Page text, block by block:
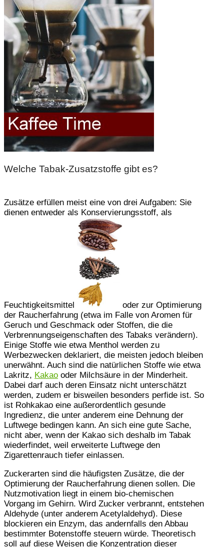
Welche Tabak-Zusatzstoffe gibt es?
Zusätze erfüllen meist eine von drei Aufgaben: Sie
dienen entweder als Konservierungsstoff, als
Feuchtigkeitsmittel
oder zur Optimierung
der Raucherfahrung (etwa im Falle von Aromen für
Geruch und Geschmack oder Stoffen, die die
Verbrennungseigenschaften des Tabaks verändern).
Einige Stoffe wie etwa Menthol werden zu
Werbezwecken deklariert, die meisten jedoch bleiben
unerwähnt. Auch sind die natürlichen Stoffe wie etwa
Lakritz, Kakao oder Milchsäure in der Minderheit.
Dabei darf auch deren Einsatz nicht unterschätzt
werden, zudem er bisweilen besonders perfide ist. So
ist Rohkakao eine außerordentlich gesunde
Ingredienz, die unter anderem eine Dehnung der
Luftwege bedingen kann. An sich eine gute Sache,
nicht aber, wenn der Kakao sich deshalb im Tabak
wiederfindet, weil erweiterte Luftwege den
Zigarettenrauch tiefer einlassen.
Zuckerarten sind die häufigsten Zusätze, die der
Optimierung der Raucherfahrung dienen sollen. Die
Nutzmotivation liegt in einem bio-chemischen
Vorgang im Gehirn. Wird Zucker verbrannt, entstehen
Aldehyde (unter anderem Acetylaldehyd). Diese
blockieren ein Enzym, das andernfalls den Abbau
bestimmter Botenstoffe steuern würde. Theoretisch
soll auf diese Weisen die Konzentration dieser